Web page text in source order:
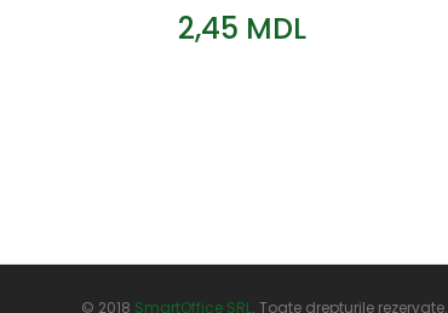
2,45 MDL
© 2018 SmartOffice SRL. Toate drepturile rezervate.